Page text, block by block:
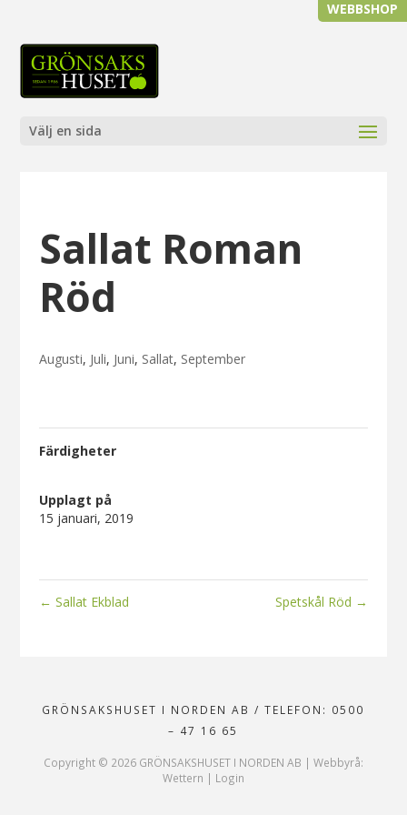
WEBBSHOP
Välj en sida
Sallat Roman
Röd
Augusti, Juli, Juni, Sallat, September
Färdigheter
Upplagt på
15 januari, 2019
← Sallat Ekblad Spetskål Röd →
GRÖNSAKSHUSET I NORDEN AB/ TELEFON: 0500
– 47 16 65
Copyright © 2026GRÖNSAKSHUSET I NORDEN AB | Webbyrå:
Wettern | Login